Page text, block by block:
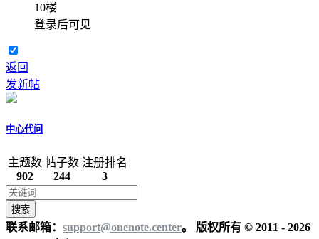
10楼
登录后可见
返回
发新帖
中心代问
主题数
902
帖子数
244
注册排名
3
搜索
联系邮箱： support@onenote.center。 版权所有 © 2011 - 2026